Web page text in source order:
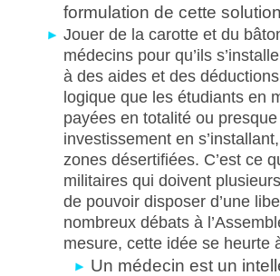
formulation de cette
Jouer de la carotte et du
médecins pour qu’ils
à des aides et des
logique que les étudiants en
payées en totalité ou
investissement en
zones désertifiées. C’est ce
militaires qui doivent
de pouvoir disposer d’une
nombreux débats à
mesure, cette idée se heurte
Un médecin est un